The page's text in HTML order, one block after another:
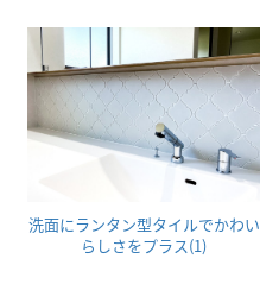
洗面にランタン型タイルでかわい
らしさをプラス(1)